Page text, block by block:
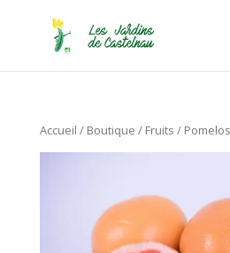
Accueil / Boutique / Fruits / Pomelos
Jardins de Castelnau -
Anthony Lasserre
Gratuit - In Google Play